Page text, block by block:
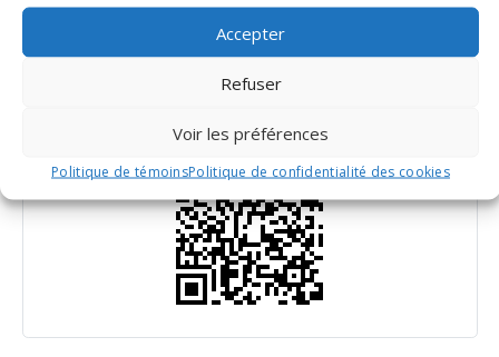
Accepter
Refuser
Voir les préférences
Politique de témoinsPolitique de confidentialité des cookies
Solo Jazz Inter / troupe
Scan QR Code